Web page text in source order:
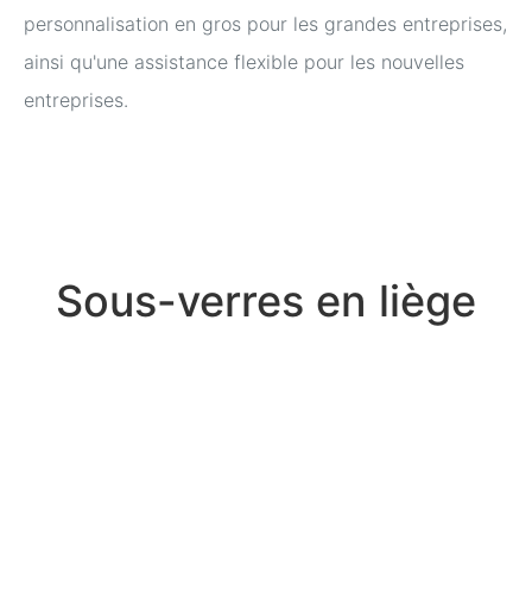
personnalisation en gros pour les grandes entreprises,
ainsi qu'une assistance flexible pour les nouvelles
entreprises.
Sous-verres en liège